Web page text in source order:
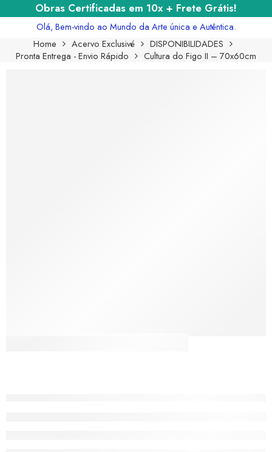
Obras Certificadas em 10x + Frete Grátis!
Olá, Bem-vindo ao Mundo da Arte única e Autêntica.
Home
Acervo Exclusivé
DISPONIBILIDADES
Pronta Entrega - Envio Rápido
Cultura do Figo II – 70x60cm